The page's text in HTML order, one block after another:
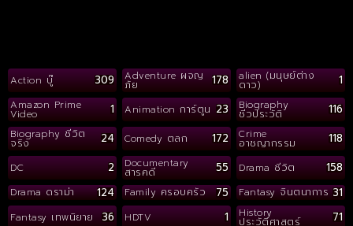
Action บู๊ 309 Adventure ผจญ
ภัย 178 alien (มนุษย์ต่าง
ดาว) 1
Amazon Prime
Video 1 Animation การ์ตูน 23 Biography
ชีวประวัติ 116
Biography ชีวิต
จริง 24 Comedy ตลก 172 Crime
อาชญากรรม 118
DC 2 Documentary
สารคดี 55 Drama ชีวิต 158
Drama ดราม่า 124 Family ครอบครัว 75 Fantasy จินตนาการ 31
Fantasy เทพนิยาย 36 HDTV 1 History
ประวัติศาสตร์ 71